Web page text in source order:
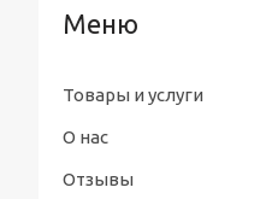
Товары и услуги
О нас
Отзывы